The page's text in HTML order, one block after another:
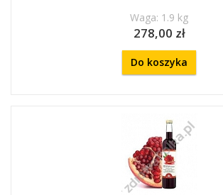
Waga: 1.9 kg
278,00 zł
Do koszyka